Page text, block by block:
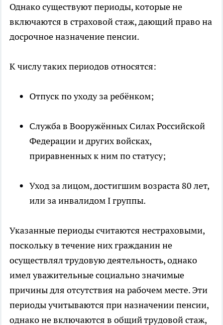
Однако существуют периоды, которые не
включаются в страховой стаж, дающий право на
досрочное назначение пенсии.
К числу таких периодов относятся:
Отпуск по уходу за ребёнком;
Служба в Вооружённых Силах Российской
Федерации и других войсках,
приравненных к ним по статусу;
Уход за лицом, достигшим возраста 80 лет,
или за инвалидом I группы.
Указанные периоды считаются нестраховыми,
поскольку в течение них гражданин не
осуществлял трудовую деятельность, однако
имел уважительные социально значимые
причины для отсутствия на рабочем месте. Эти
периоды учитываются при назначении пенсии,
однако не включаются в общий трудовой стаж,